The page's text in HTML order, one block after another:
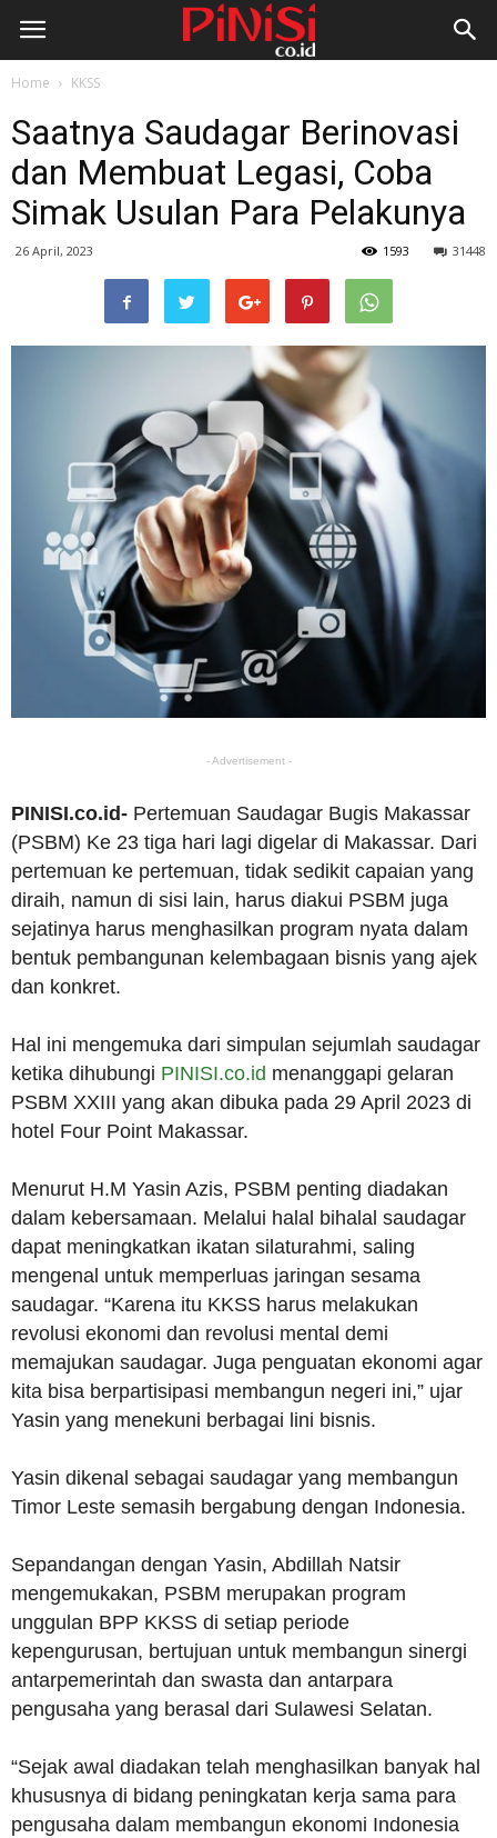
Home KKSS
Saatnya Saudagar Berinovasi
dan Membuat Legasi, Coba
Simak Usulan Para Pelakunya
26 April, 2023 31448
1593
- Advertisement -
PINISI.co.id- Pertemuan Saudagar Bugis Makassar
(PSBM) Ke 23 tiga hari lagi digelar di Makassar. Dari
pertemuan ke pertemuan, tidak sedikit capaian yang
diraih, namun di sisi lain, harus diakui PSBM juga
sejatinya harus menghasilkan program nyata dalam
bentuk pembangunan kelembagaan bisnis yang ajek
dan konkret.
Hal ini mengemuka dari simpulan sejumlah saudagar
ketika dihubungi PINISI.co.id menanggapi gelaran
PSBM XXIII yang akan dibuka pada 29 April 2023 di
hotel Four Point Makassar.
Menurut H.M Yasin Azis, PSBM penting diadakan
dalam kebersamaan. Melalui halal bihalal saudagar
dapat meningkatkan ikatan silaturahmi, saling
mengenal untuk memperluas jaringan sesama
saudagar. “Karena itu KKSS harus melakukan
revolusi ekonomi dan revolusi mental demi
memajukan saudagar. Juga penguatan ekonomi agar
kita bisa berpartisipasi membangun negeri ini,” ujar
Yasin yang menekuni berbagai lini bisnis.
Yasin dikenal sebagai saudagar yang membangun
Timor Leste semasih bergabung dengan Indonesia.
Sepandangan dengan Yasin, Abdillah Natsir
mengemukakan, PSBM merupakan program
unggulan BPP KKSS di setiap periode
kepengurusan, bertujuan untuk membangun sinergi
antarpemerintah dan swasta dan antarpara
pengusaha yang berasal dari Sulawesi Selatan.
“Sejak awal diadakan telah menghasilkan banyak hal
khususnya di bidang peningkatan kerja sama para
pengusaha dalam membangun ekonomi Indonesia